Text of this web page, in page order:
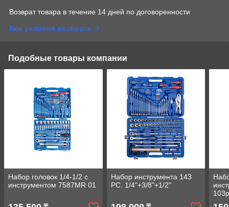
Возврат товара в течение 14 дней по договоренности
Все условия возврата
Подобные товары компании
Набор головок 1/4-1/2 с
инструментом 7587MR 01
Набор инструмента 143
PC. 1/4"+3/8"+1/2"